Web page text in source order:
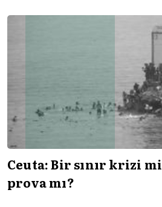
Ceuta: Bir sınır krizi
prova mı?